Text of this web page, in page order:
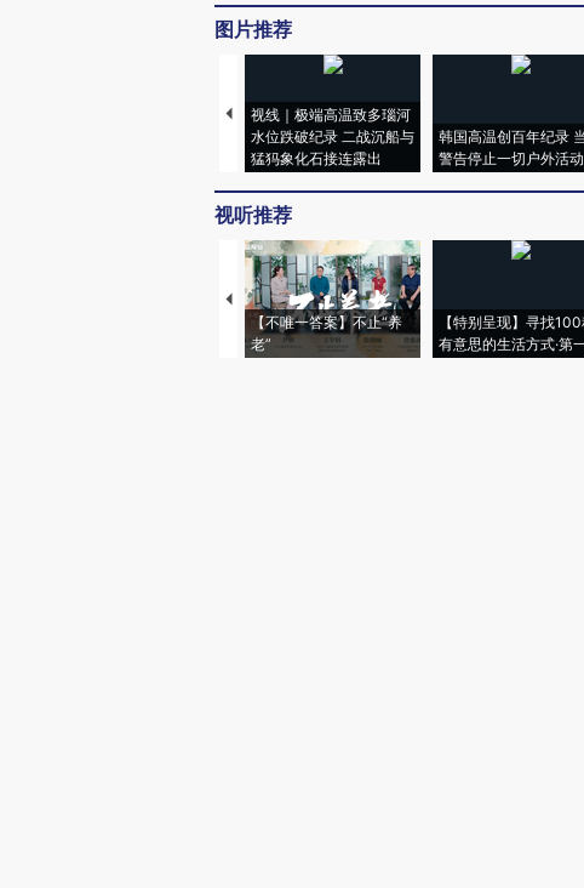
图片推荐
视线｜极端高温致多瑙河
水位跌破纪录 二战沉船与
猛犸象化石接连露出
韩国高温创百年纪录
警告停止一切户外活动
视听推荐
【不唯一答案】不止“养
老”
【特别呈现】寻找
有意思的生活方式·第